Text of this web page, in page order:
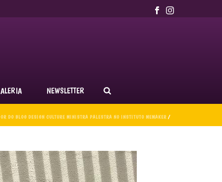
NEWSLETTER
DO BLOG DESIGN CULTURE MINISTRA PALESTRA NO INSTITUTO MEMAKER /